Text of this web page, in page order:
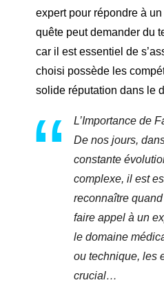
expert pour répondre à
quête peut demander du
car il est essentiel de
choisi possède les
solide réputation dans le
L’Importance de
De nos jours,
constante
complexe, il est
reconnaître
faire appel à un
le domaine
ou technique, les
crucial…